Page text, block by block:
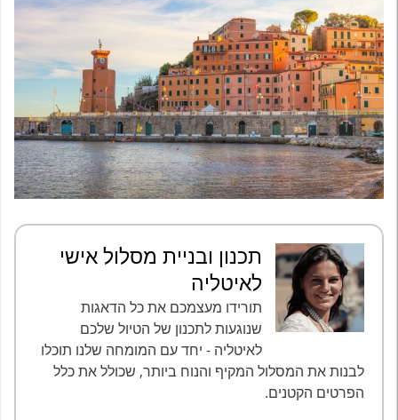
תכנון ובניית מסלול אישי
לאיטליה
תורידו מעצמכם את כל הדאגות
שנוגעות לתכנון של הטיול שלכם
לאיטליה - יחד עם המומחה שלנו תוכלו
לבנות את המסלול המקיף והנוח ביותר, שכולל את כלל
הפרטים הקטנים.